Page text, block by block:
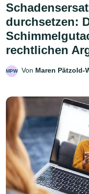
durchsetzen:
rechtlichen
MPW Von Maren Pätzold-